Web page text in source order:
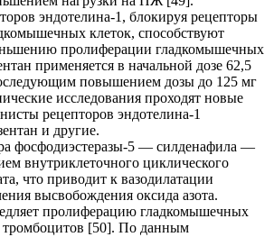
эндотелина-1, блокируя рецепторы
клеток, способствуют
пролиферации гладкомышечных
применяется в начальной дозе 62,5
повышением дозы до 125 мг
исследования проходят новые
рецепторов эндотелина-1
и другие.
фосфодиэстеразы-5 — силденафила —
внутриклеточного циклического
что приводит к вазодилатации
высвобождения оксида азота.
пролиферацию гладкомышечных
тромбоцитов [50]. По данным